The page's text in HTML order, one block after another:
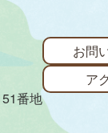
番地
お問
ア